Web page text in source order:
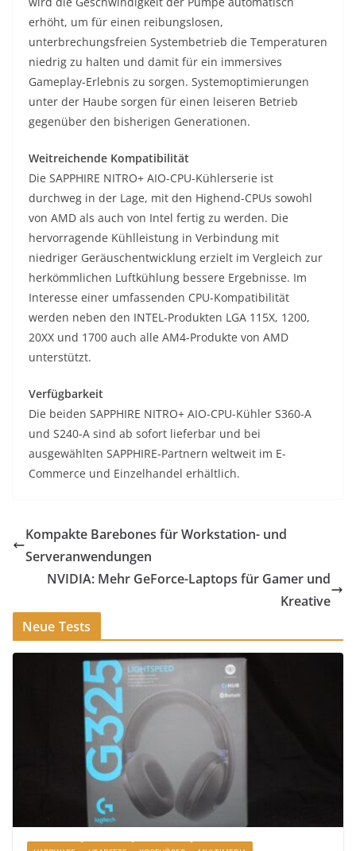
erhöht, um für einen reibungslosen,
unterbrechungsfreien Systembetrieb die Temperaturen
niedrig zu halten und damit für ein immersives
Gameplay-Erlebnis zu sorgen. Systemoptimierungen
unter der Haube sorgen für einen leiseren Betrieb
gegenüber den bisherigen Generationen.
Weitreichende Kompatibilität
Die SAPPHIRE NITRO+ AIO-CPU-Kühlerserie ist
durchweg in der Lage, mit den Highend-CPUs sowohl
von AMD als auch von Intel fertig zu werden. Die
hervorragende Kühlleistung in Verbindung mit
niedriger Geräuschentwicklung erzielt im Vergleich zur
herkömmlichen Luftkühlung bessere Ergebnisse. Im
Interesse einer umfassenden CPU-Kompatibilität
werden neben den INTEL-Produkten LGA 115X, 1200,
20XX und 1700 auch alle AM4-Produkte von AMD
unterstützt.
Verfügbarkeit
Die beiden SAPPHIRE NITRO+ AIO-CPU-Kühler S360-A
und S240-A sind ab sofort lieferbar und bei
ausgewählten SAPPHIRE-Partnern weltweit im E-
Commerce und Einzelhandel erhältlich.
Kompakte Barebones für Workstation- und
Serveranwendungen
NVIDIA: Mehr GeForce-Laptops für Gamer und
Kreative
Neue Tests